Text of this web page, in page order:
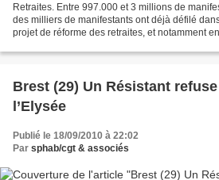
Retraites. Entre 997.000 et 3 millions de
des milliers de manifestants ont déjà défilé
projet de réforme des retraites, et notamment
Brest (29) Un Résistant
l’Elysée
Publié le 18/09/2010 à 22:02
Par sphab/cgt & associés